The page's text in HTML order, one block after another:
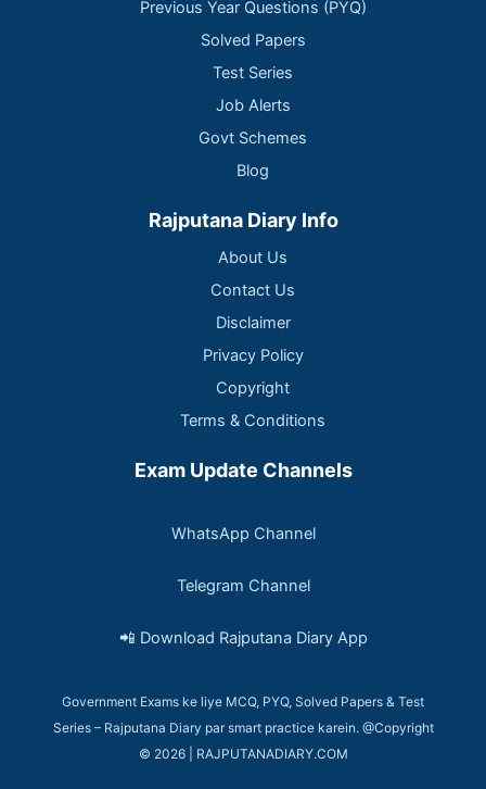
Previous Year Questions (PYQ)
Solved Papers
Test Series
Job Alerts
Govt Schemes
Blog
Rajputana Diary Info
About Us
Contact Us
Disclaimer
Privacy Policy
Copyright
Terms & Conditions
Exam Update Channels
WhatsApp Channel
Telegram Channel
📲 Download Rajputana Diary App
Government Exams ke liye MCQ, PYQ, Solved Papers & Test
Series – Rajputana Diary par smart practice karein. @Copyright
© 2026 | RAJPUTANADIARY.COM